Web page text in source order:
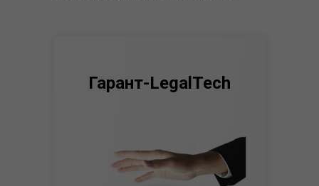
Гарант-LegalTech